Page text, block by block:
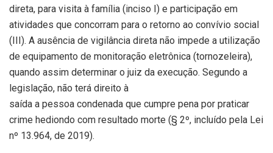
direta, para visita à família (inciso I) e participação em
atividades que concorram para o retorno ao convívio social
(III). A ausência de vigilância direta não impede a utilização
de equipamento de monitoração eletrônica (tornozeleira),
quando assim determinar o juiz da execução. Segundo a
legislação, não terá direito à
saída a pessoa condenada que cumpre pena por praticar
crime hediondo com resultado morte (§ 2º, incluído pela Lei
nº 13.964, de 2019).